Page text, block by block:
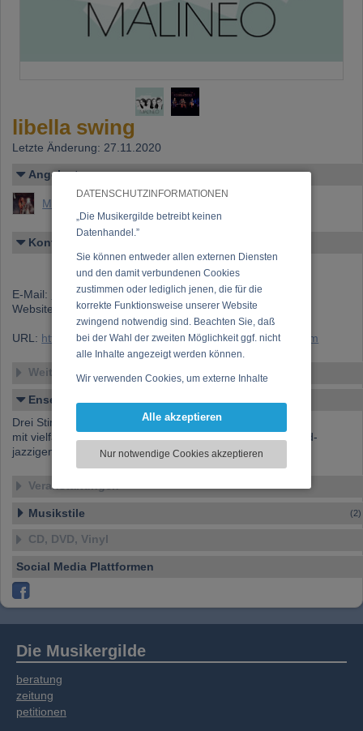
DATENSCHUTZINFORMATIONEN
„Die Musikergilde betreibt keinen
Datenhandel.”
Sie können entweder allen externen Diensten
und den damit verbundenen Cookies
zustimmen oder lediglich jenen, die für die
korrekte Funktionsweise unserer Website
zwingend notwendig sind. Beachten Sie, daß
bei der Wahl der zweiten Möglichkeit ggf. nicht
alle Inhalte angezeigt werden können.
Wir verwenden Cookies, um externe Inhalte
Funktionen für soziale Medien anbieten zu
zu analysieren. Dabei werden ggf.
Informationen zu Ihrer Verwendung unserer
soziale Medien, Werbung und Analysen
weitergegeben. Unsere Partner führen diese
Daten zusammen, die Sie bereitgestellt haben
Dienste gesammelt haben.
Alle akzeptieren
Nur notwendige Cookies akzeptieren
libella swing
Letzte Änderung: 27.11.2020
Angelegt von
Marion Traun (MA Marion Marcondes de Almeida)
Kontakt
E-Mail:
info@libellaswing.at
Website:
www.libellaswing.at
URL: https://www.musikergilde.at/ensemble/libellaswing.htm
Weitere Ensembles
Ensemble-Details
Drei Stimmen, Piano und Percussions...
mit vielfältig-kreativen Eigenkompositionen und erfrischend-
jazzigen Interpretationen bekannter Songs.
Veranstaltungen
Musikstile (2)
CD, DVD, Vinyl
Social Media Plattformen
Die Musikergilde
beratung
zeitung
petitionen